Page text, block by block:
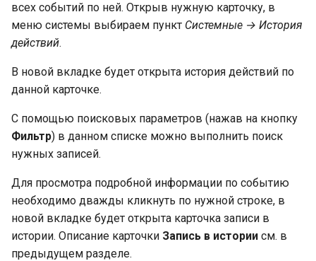
всех событий по ней. Открыв нужную карточку, в
меню системы выбираем пункт Системные → История
действий.
В новой вкладке будет открыта история действий по
данной карточке.
С помощью поисковых параметров (нажав на кнопку
Фильтр) в данном списке можно выполнить поиск
нужных записей.
Для просмотра подробной информации по событию
необходимо дважды кликнуть по нужной строке, в
новой вкладке будет открыта карточка записи в
истории. Описание карточки Запись в истории см. в
предыдущем разделе.